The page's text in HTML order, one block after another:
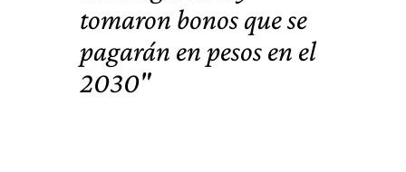
tomaron bonos que se
pagarán en pesos en el
2030"